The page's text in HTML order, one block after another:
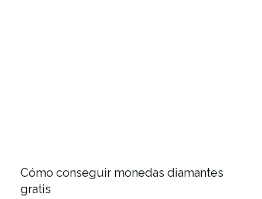
Cómo conseguir monedas diamantes
gratis